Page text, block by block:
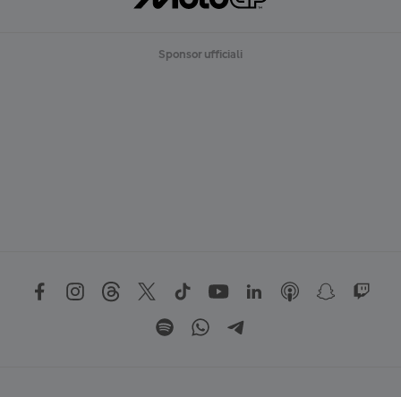
Sponsor ufficiali